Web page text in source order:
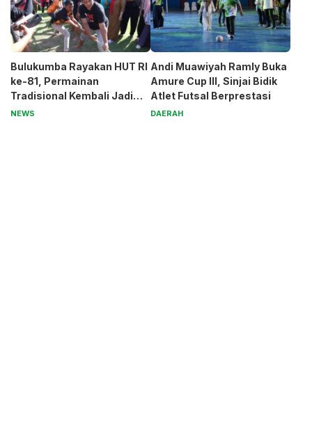
Bulukumba Rayakan HUT RI
ke-81, Permainan
Tradisional Kembali Jadi
Magnet
NEWS
Andi Muawiyah Ramly Buka
Amure Cup III, Sinjai Bidik
Atlet Futsal Berprestasi
DAERAH